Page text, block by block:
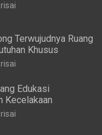
Terwujudnya Ruang
Khusus
Edukasi
Kecelakaan